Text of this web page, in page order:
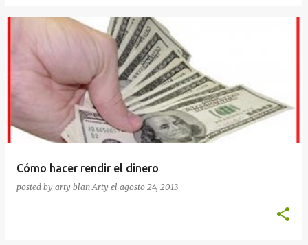
Cómo hacer rendir el dinero
posted by arty blanArty el agosto 24, 2013